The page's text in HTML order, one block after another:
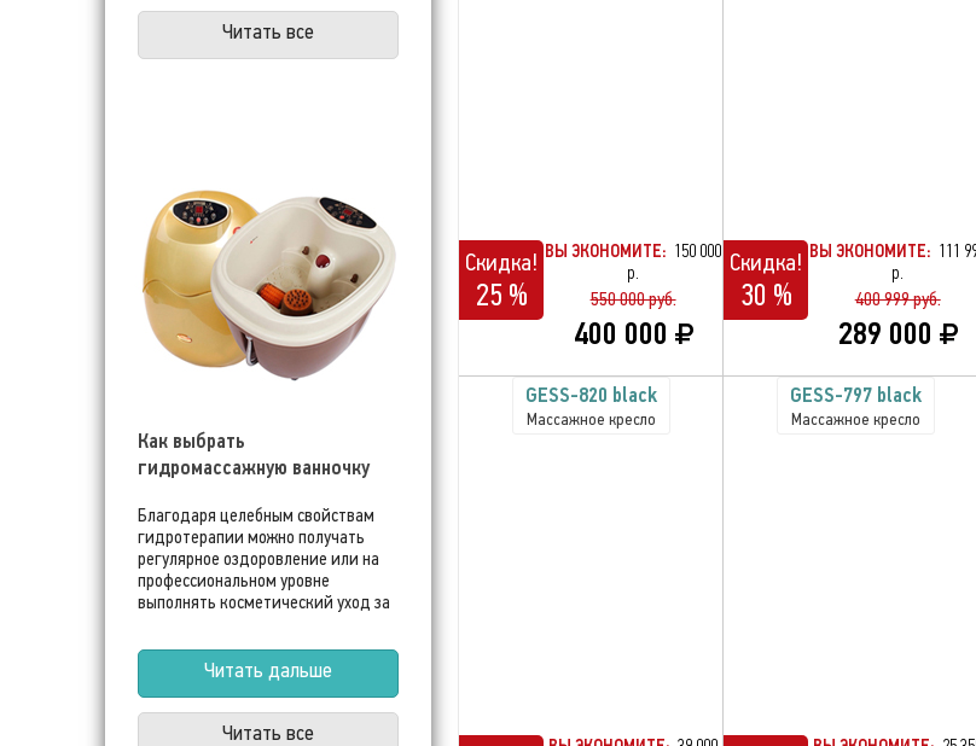
Читать все
Как выбрать
гидромассажную ванночку
Благодаря целебным свойствам
гидротерапии можно получать
регулярное оздоровление или на
профессиональном уровне
выполнять косметический уход за
гидромассажные ванночки
располагают для этого всеми
необходимыми инструментами и
приспособлениями.
Читать дальше
Читать все
Скидка!
25 %
ВЫ ЭКОНОМИТЕ: 150 000
р.
550 000 руб.
400 000
Скидка!
30 %
ВЫ ЭКОНОМИТЕ: 111
р.
400 999 руб.
289 000
GESS-820 black
Массажное кресло
GESS-797 black
Массажное кресло